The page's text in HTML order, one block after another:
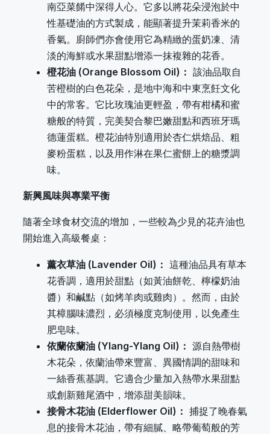
南亞菜餚中深得人心。它多以將花朵浸泡於中
性基礎油的方式製成，能顯著提升茉莉香米的
香氣。廚師們亦會使用它為精緻的蛋奶凍、清
淡的海鮮或水果甜點增添一抹複雜的花香。
橙花油 (Orange Blossom Oil)： 該油品取自
苦橙樹的白色花朵，是地中海和中東烹飪文化
中的常客。它比玫瑰油更輕盈，帶有柑橘和蜜
糖般的特質，完美契合黎巴嫩甜點和西班牙瑪
德蓮蛋糕。橙花油特別適用於杏仁烘焙品、粗
麥粉蛋糕，以及用作淋在果仁蜜餅上的糖漿調
味。
新興風味與專業平衡
隨著全球食材交流的增加，一些較為少見的花卉油也
開始進入高級餐桌：
薰衣草油 (Lavender Oil)： 這種油品具有草本
花香調，適用於甜點（如黃油餅乾、檸檬奶油
醬）和鹹點（如烤羊肉或雞肉）。然而，由於
其樟腦味濃烈，必須極度克制使用，以免產生
肥皂味。
依蘭依蘭油 (Ylang-Ylang Oil)： 源自熱帶樹
木花朵，依蘭油帶來豐富、異國情調的甜味和
一絲香蕉基調。它適合少量加入熱帶水果甜點
或創新雞尾酒中，增添甜美韻味。
接骨木花油 (Elderflower Oil)： 捕捉了晚春氣
息的接骨木花油，帶有細膩、略帶葡萄般的芳